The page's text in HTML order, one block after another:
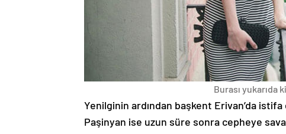
Burası yukarıda
Yenilginin ardından başkent Erivan’da
Paşinyan ise uzun süre sonra cepheye